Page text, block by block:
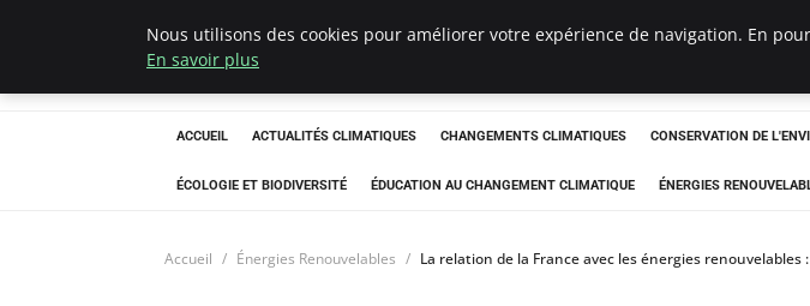
Climatedebtagents
ACCUEIL ACTUALITÉS CLIMATIQUES CHANGEMENTS CLIMATIQUES CONSERVATION DE
ÉCOLOGIE ET BIODIVERSITÉ ÉDUCATION AU CHANGEMENT CLIMATIQUE ÉNERGIES
Accueil Énergies Renouvelables La relation de la France avec les énergies
Nous utilisons des cookies pour améliorer votre expérience de navigation. En
En savoir plus